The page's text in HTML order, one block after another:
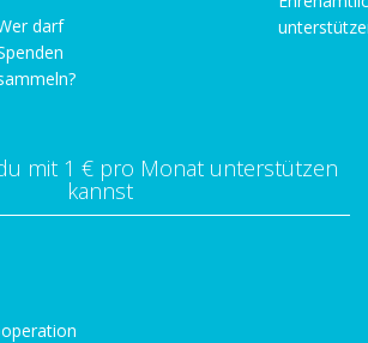
darf
mit 1 € pro Monat unterstützen
kannst